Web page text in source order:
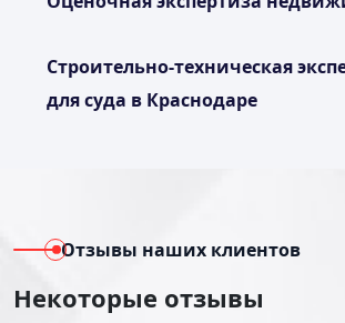
Строительно-техническая
для суда в Краснодаре
Отзывы наших клиентов
Некоторые отзывы